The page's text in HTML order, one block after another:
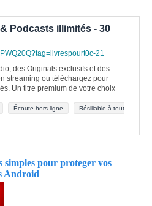
Podcasts illimités - 30
21
des Originals exclusifs et des
streaming ou téléchargez pour
Un titre premium de votre choix
Écoute hors ligne
Résiliable à tout
simples pour proteger vos
Android